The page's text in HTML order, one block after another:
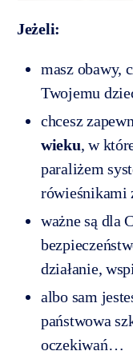
Jeżeli:
masz obawy,
Twojemu
chcesz
wieku, w
paraliżem
rówieśnikami
ważne są dla
działanie,
albo sam
państwowa
oczekiwań…